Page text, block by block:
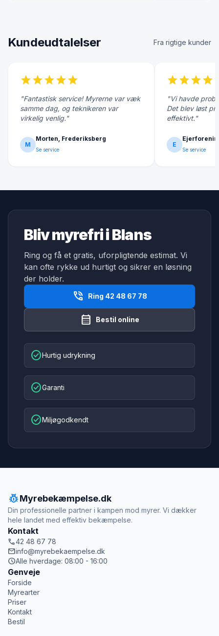
Kundeudtalelser Fra rigtige kunder
starstarstarstarstar
"Fantastisk service! Myrerne var væk
samme dag, og teknikeren var
virkelig venlig."
M
Morten, Frederiksberg
Se service
starstarstarstar
"Vi havde
Det blev løst
effektivt."
E
Se service
Bliv myrefri i Blans
Ring og få et gratis, uforpligtende estimat. Vi
kan ofte rykke ud hurtigt og sikrer en løsning
der holder.
phone_in_talk Ring 42 48 67 78
calendar_month Bestil online
check_circleHurtig udrykning
check_circleGaranti
check_circleMiljøgodkendt
pest_controlMyrebekæmpelse.dk
Din professionelle partner i kampen mod myrer. Vi dækker
hele landet med effektiv bekæmpelse.
Kontakt
call42 48 67 78
mailinfo@myrebekaempelse.dk
scheduleAlle hverdage: 08:00 - 16:00
Genveje
Forside
Myrearter
Priser
Kontakt
Bestil